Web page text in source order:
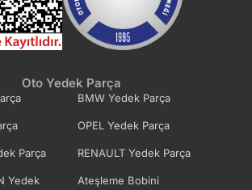
Oto Yedek Parça
BMW Yedek Parça
OPEL Yedek Parça
Parça RENAULT Yedek Parça
Yedek
Ateşleme Bobini